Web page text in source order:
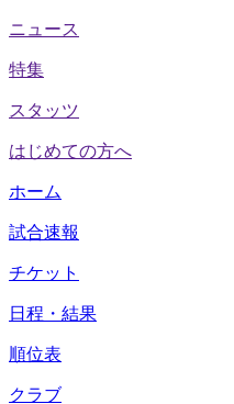
ニュース
特集
スタッツ
はじめての方へ
ホーム
試合速報
チケット
日程・結果
順位表
クラブ